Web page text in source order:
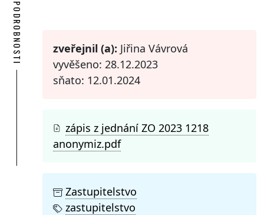
PODROBNOSTI zveřejnil (a): Jiřina Vávrová
vyvěšeno: 28.12.2023
sňato: 12.01.2024
zápis z jednání ZO 2023 1218
anonymiz.pdf
Zastupitelstvo
zastupitelstvo